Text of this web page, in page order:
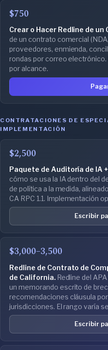
$750
Crear o Hacer Redline de un
de un contrato comercial
proveedores, enmienda,
rondas por correo
por alcance.
CONTRATACIONES DE
IMPLEMENTACIÓN
$2,500
Paquete de Auditoría de IA
cómo se usa la IA dentro del
de política a la medida,
CA RPC 1.1. Implementación
Escribir
$3,000–3,500
Redline de Contrato de
de California.Redline del
un memorando escrito de
recomendaciones cláusula
jurisdicciones. El rango varía
Escribir